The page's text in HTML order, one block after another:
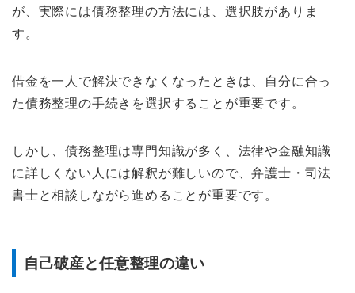
が、実際には債務整理の方法には、選択肢がありま
す。
借金を一人で解決できなくなったときは、自分に合っ
た債務整理の手続きを選択することが重要です。
しかし、債務整理は専門知識が多く、法律や金融知識
に詳しくない人には解釈が難しいので、弁護士・司法
書士と相談しながら進めることが重要です。
自己破産と任意整理の違い